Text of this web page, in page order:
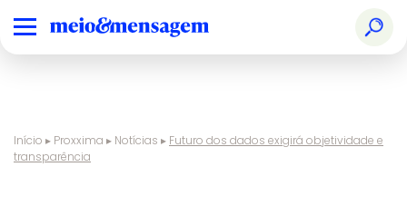
Início ▸ Proxxima ▸ Notícias ▸ Futuro dos dados exigirá objetividade e
transparência